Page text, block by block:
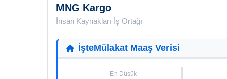
MNG Kargo
İnsan Kaynakları İş Ortağı
İşteMülakat Maaş Verisi
En Düşük